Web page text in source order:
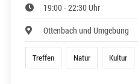
19:00 - 22:30 Uhr
Ottenbach und Umgebung
Treffen Natur Kultur